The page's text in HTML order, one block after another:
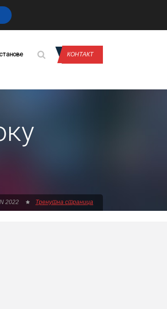
КОНТАКТ
2022 Тренутна страница